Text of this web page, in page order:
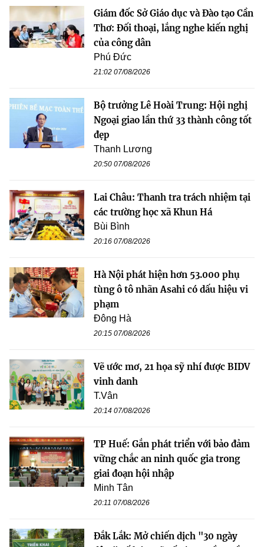
Giám đốc Sở Giáo dục và Đào tạo Cần
Thơ: Đối thoại, lắng nghe kiến nghị
của công dân
Phú Đức
21:02 07/08/2026
Bộ trưởng Lê Hoài Trung: Hội nghị
Ngoại giao lần thứ 33 thành công tốt
đẹp
Thanh Lương
20:50 07/08/2026
Lai Châu: Thanh tra trách nhiệm tại
các trường học xã Khun Há
Bùi Bình
20:16 07/08/2026
Hà Nội phát hiện hơn 53.000 phụ
tùng ô tô nhãn Asahi có dấu hiệu vi
phạm
Đông Hà
20:15 07/08/2026
Vẽ ước mơ, 21 họa sỹ nhí được BIDV
vinh danh
T.Vân
20:14 07/08/2026
TP Huế: Gắn phát triển với bảo đảm
vững chắc an ninh quốc gia trong
giai đoạn hội nhập
Minh Tân
20:11 07/08/2026
Đắk Lắk: Mở chiến dịch "30 ngày